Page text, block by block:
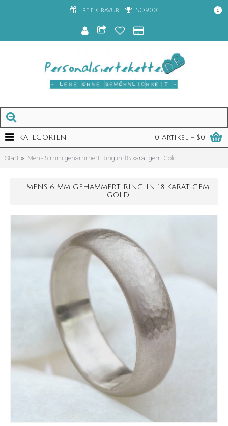
Freie Gravur ISO9001 $
0 Artikel - $0
KATEGORIEN
Start Mens 6 mm gehämmert Ring in 18 karätigem Gold
MENS 6 MM GEHÄMMERT RING IN 18 KARÄTIGEM
GOLD